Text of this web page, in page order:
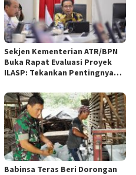
Bandung
Sekjen Kementerian ATR/BPN
Buka Rapat Evaluasi Proyek
ILASP: Tekankan Pentingnya
Anggaran
Babinsa Teras Beri Dorongan